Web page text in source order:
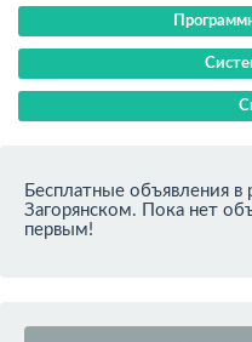
Бесплатные объявления в
Загорянском. Пока нет
первым!